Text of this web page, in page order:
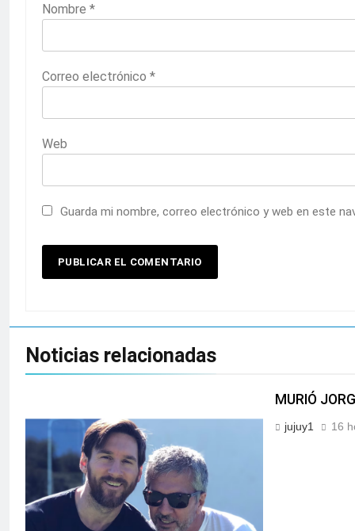
Nombre *
Correo electrónico *
Web
Guarda mi nombre, correo electrónico y web en este
Noticias relacionadas
MURIÓ
jujuy1 16